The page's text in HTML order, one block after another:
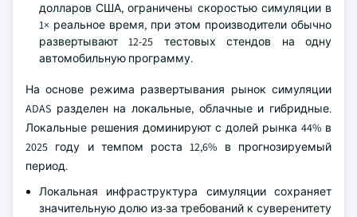
долларов США, ограничены скоростью симуляции в
1× реальное время, при этом производители обычно
развертывают 12-25 тестовых стендов на одну
автомобильную программу.
На основе режима развертывания рынок симуляции
ADAS разделен на локальные, облачные и гибридные.
Локальные решения доминируют с долей рынка 44% в
2025 году и темпом роста 12,6% в прогнозируемый
период.
Локальная инфраструктура симуляции сохраняет
значительную долю из-за требований к суверенитету